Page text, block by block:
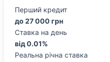
Перший кредит
до 27 000 грн
Ставка на день
від 0.01%
Реальна річна ставка